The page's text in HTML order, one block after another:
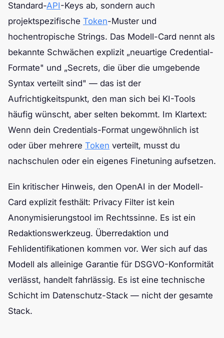
Standard-API-Keys ab, sondern auch
projektspezifische Token-Muster und
hochentropische Strings. Das Modell-Card nennt als
bekannte Schwächen explizit „neuartige Credential-
Formate" und „Secrets, die über die umgebende
Syntax verteilt sind" — das ist der
Aufrichtigkeitspunkt, den man sich bei KI-Tools
häufig wünscht, aber selten bekommt. Im Klartext:
Wenn dein Credentials-Format ungewöhnlich ist
oder über mehrere Token verteilt, musst du
nachschulen oder ein eigenes Finetuning aufsetzen.
Ein kritischer Hinweis, den OpenAI in der Modell-
Card explizit festhält: Privacy Filter ist kein
Anonymisierungstool im Rechtssinne. Es ist ein
Redaktionswerkzeug. Überredaktion und
Fehlidentifikationen kommen vor. Wer sich auf das
Modell als alleinige Garantie für DSGVO-Konformität
verlässt, handelt fahrlässig. Es ist eine technische
Schicht im Datenschutz-Stack — nicht der gesamte
Stack.